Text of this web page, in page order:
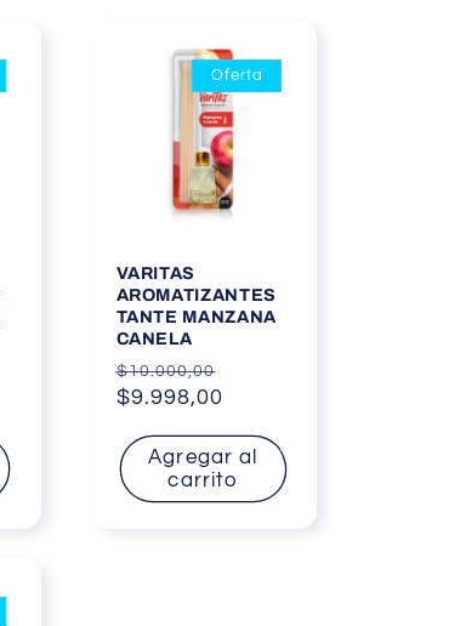
Oferta
VARITAS
AROMATIZANTES
TANTE MANZANA
CANELA
Precio
habitual
$10.000,00
$9.998,00
Agregar al
carrito